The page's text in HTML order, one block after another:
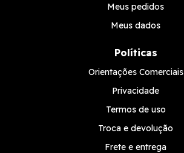
Meus pedidos
Meus dados
Políticas
Orientações Comerciais
Privacidade
Termos de uso
Troca e devolução
Frete e entrega